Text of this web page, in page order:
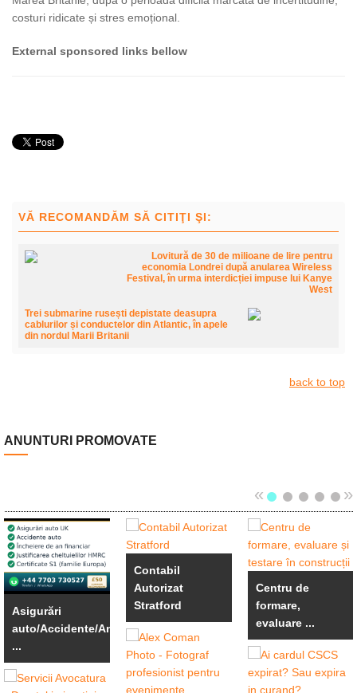
costuri ridicate și stres emoțional.
External sponsored links bellow
VĂ RECOMANDĂM SĂ CITIŢI ŞI:
Lovitură de 30 de milioane de lire pentru
economia Londrei după anularea Wireless
Festival, în urma interdicției impuse lui Kanye
West
Trei submarine rusești depistate deasupra
cablurilor și conductelor din Atlantic, în apele
din nordul Marii Britanii
back to top
ANUNTURI PROMOVATE
« »
Asigurări
auto/Accidente/An
...
Contabil
Autorizat
Stratford
Centru de
formare,
evaluare ...